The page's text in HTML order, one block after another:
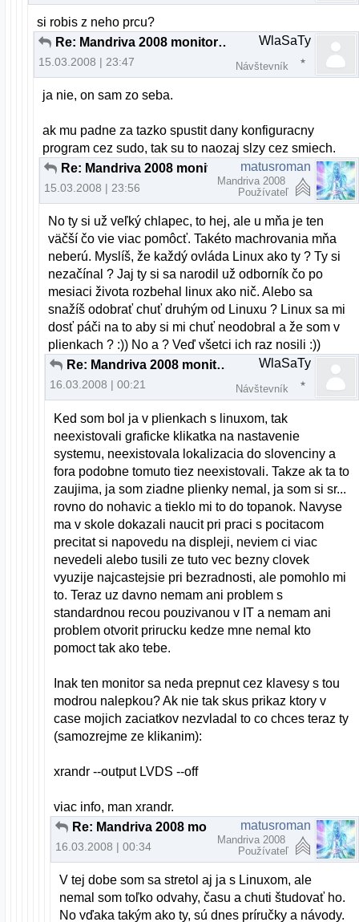
si robis z neho prcu?
Re: Mandriva 2008 monitor ACER x223w
15.03.2008 | 23:47
WlaSaTy
Návštevník
ja nie, on sam zo seba.
ak mu padne za tazko spustit dany konfiguracny
program cez sudo, tak su to naozaj slzy cez smiech.
15.03.2008 | 23:56
matusroman
Mandriva 2008
Používateľ
No ty si už veľký chlapec, to hej, ale u mňa je ten
väčší čo vie viac pomôcť. Takéto machrovania mňa
neberú. Myslíš, že každý ovláda Linux ako ty ? Ty si
nezačínal ? Jaj ty si sa narodil už odborník čo po
mesiaci života rozbehal linux ako nič. Alebo sa
snažíš odobrať chuť druhým od Linuxu ? Linux sa mi
dosť páči na to aby si mi chuť neodobral a že som v
plienkach ? :)) No a ? Veď všetci ich raz nosili :))
Re: Mandriva 2008 monitor ACER x223w
16.03.2008 | 00:21
WlaSaTy
Návštevník
Ked som bol ja v plienkach s linuxom, tak
neexistovali graficke klikatka na nastavenie
systemu, neexistovala lokalizacia do slovenciny a
fora podobne tomuto tiez neexistovali. Takze ak ta to
zaujima, ja som ziadne plienky nemal, ja som si sr...
rovno do nohavic a tieklo mi to do topanok. Navyse
ma v skole dokazali naucit pri praci s pocitacom
precitat si napovedu na displeji, neviem ci viac
nevedeli alebo tusili ze tuto vec bezny clovek
vyuzije najcastejsie pri bezradnosti, ale pomohlo mi
to. Teraz uz davno nemam ani problem s
standardnou recou pouzivanou v IT a nemam ani
problem otvorit prirucku kedze mne nemal kto
pomoct tak ako tebe.
Inak ten monitor sa neda prepnut cez klavesy s tou
modrou nalepkou? Ak nie tak skus prikaz ktory v
case mojich zaciatkov nezvladal to co chces teraz ty
(samozrejme ze klikanim):
xrandr --output LVDS --off
viac info, man xrandr.
16.03.2008 | 00:34
matusroman
Mandriva 2008
Používateľ
V tej dobe som sa stretol aj ja s Linuxom, ale
nemal som toľko odvahy, času a chuti študovať ho.
No vďaka takým ako ty, sú dnes príručky a návody.